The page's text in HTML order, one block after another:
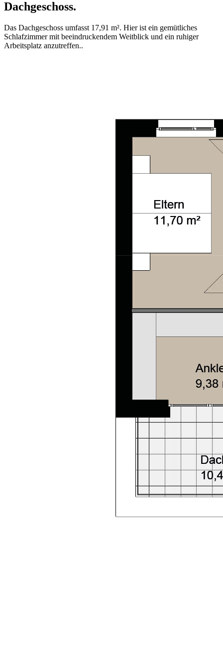
Dachgeschoss.
Das Dachgeschoss umfasst 17,91 m². Hier ist ein gemütliches
Schlafzimmer mit beeindruckendem Weitblick und ein ruhiger
Arbeitsplatz anzutreffen..